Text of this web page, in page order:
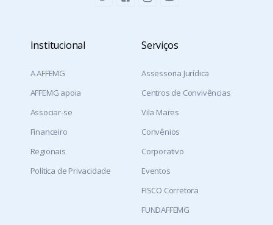
Institucional
A AFFEMG
AFFEMG apoia
Associar-se
Financeiro
Regionais
Política de Privacidade
Serviços
Assessoria Jurídica
Centros de Convivências
Vila Mares
Convênios
Corporativo
Eventos
FISCO Corretora
FUNDAFFEMG